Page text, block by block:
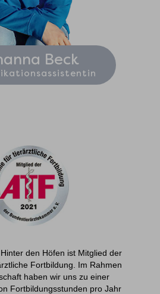
Beck
den Höfen ist Mitglied der
Fortbildung. Im Rahmen
haben wir uns zu einer
Fortbildungsstunden pro Jahr